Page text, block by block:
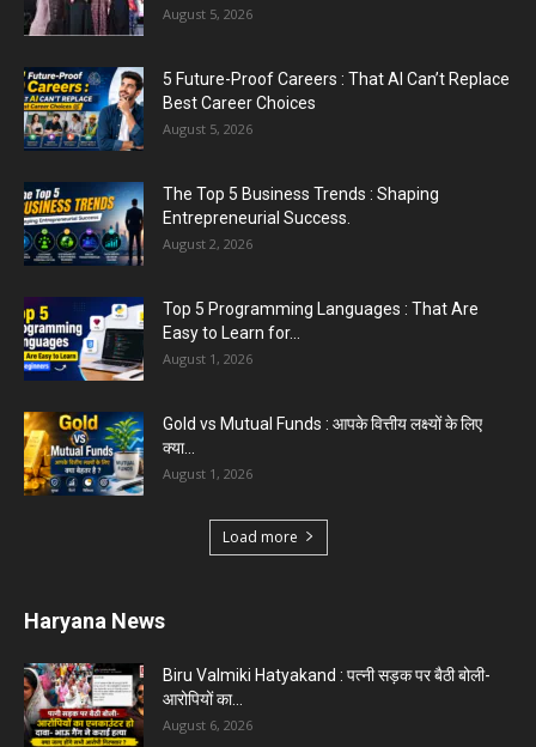
तो वर्दी...
July 31, 2026
August 5, 2026
5 Future-Proof Careers : That AI Can’t Replace
Best Career Choices
August 5, 2026
The Top 5 Business Trends : Shaping
Entrepreneurial Success.
August 2, 2026
Top 5 Programming Languages : That Are
Easy to Learn for...
August 1, 2026
Gold vs Mutual Funds : आपके वित्तीय लक्ष्यों के लिए
क्या...
August 1, 2026
Load more
Haryana News
Biru Valmiki Hatyakand : पत्नी सड़क पर बैठी बोली-
आरोपियों का...
August 6, 2026